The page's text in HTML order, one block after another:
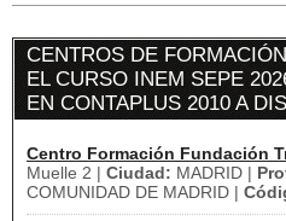
CENTROS DE
EL CURSO INEM SEPE
EN CONTAPLUS 2010 A
Centro Formación Fundación
Muelle 2 | Ciudad: MADRID |
COMUNIDAD DE MADRID |